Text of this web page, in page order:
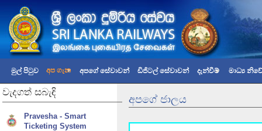
මුල් පිටුව අප ගැන අපගේ සේවාවන් ඩිජිටල් සේවාවන් දැන්වීම් මාධ්‍ය
අපගේ ජාලය
වැදගත් සබැඳි
Pravesha - Smart
Ticketing System